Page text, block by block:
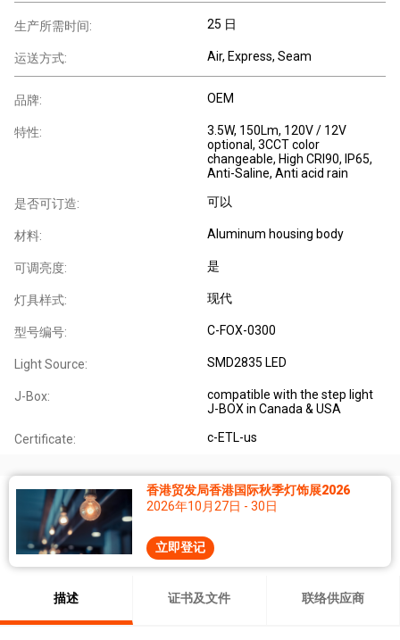
生产所需时间: 25 日
运送方式: Air, Express, Seam
品牌: OEM
特性:
3.5W, 150Lm, 120V / 12V
optional, 3CCT color
changeable, High CRI90, IP65,
Anti-Saline, Anti acid rain
是否可订造: 可以
材料: Aluminum housing body
可调亮度: 是
灯具样式: 现代
型号编号: C-FOX-0300
Light Source: SMD2835 LED
J-Box:
compatible with the step light
J-BOX in Canada & USA
Certificate: c-ETL-us
香港贸发局香港国际秋季灯饰展2026
2026年10月27日 - 30日
立即登记
描述 证书及文件 联络供应商